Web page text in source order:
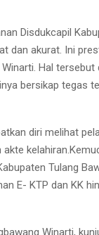
Disdukcapil
dan akurat. Ini
Hal tersebut
bersikap tegas
diri melihat
Tulang
E- KTP dan KK
Winarti,